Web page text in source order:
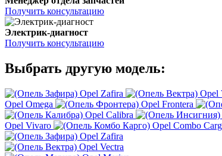
Получить консультацию
Электрик-диагност
Получить консультацию
Выбрать другую модель:
Opel Zafira Opel
Opel Omega
Opel Frontera
Opel Calibra
Opel Vivaro
Opel Combo
Opel Zafira
Opel Vectra